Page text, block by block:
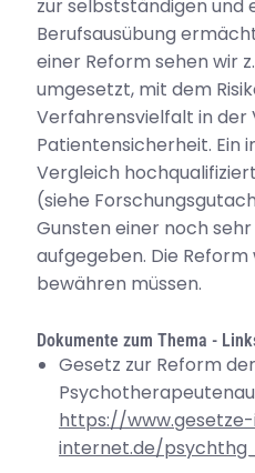
zur selbstständigen
Berufsausübung
einer Reform sehen wir
umgesetzt, mit dem
Verfahrensvielfalt in der
Patientensicherheit. Ein
Vergleich
(siehe
Gunsten einer noch
aufgegeben. Die
bewähren müssen.
Dokumente zum Thema -
Gesetz zur Reform der
https://
internet.de/